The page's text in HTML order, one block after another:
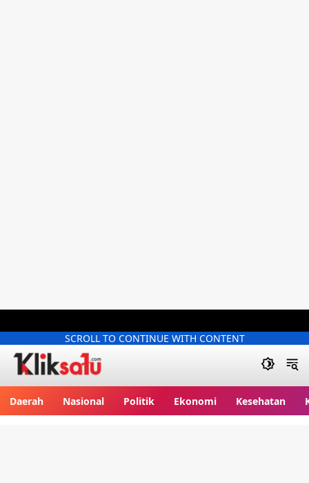
SCROLL TO CONTINUE WITH CONTENT
Daerah Nasional Politik Ekonomi Kesehatan